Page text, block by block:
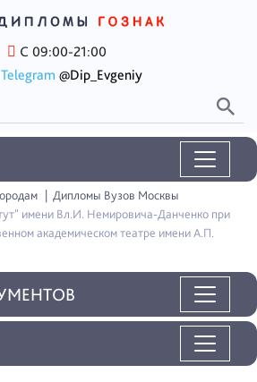
С 09:00-21:00
Telegram @Dip_Evgeniy
Дипломы Вузов Москвы
имени Вл.И. Немировича-Данченко при
академическом театре имени А.П.